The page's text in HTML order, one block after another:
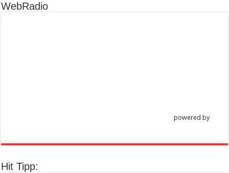
WebRadio
powered by
Hit Tipp: